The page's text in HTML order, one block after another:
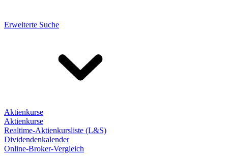
Erweiterte Suche
Aktienkurse
Aktienkurse
Realtime-Aktienkursliste (L&S)
Dividendenkalender
Online-Broker-Vergleich